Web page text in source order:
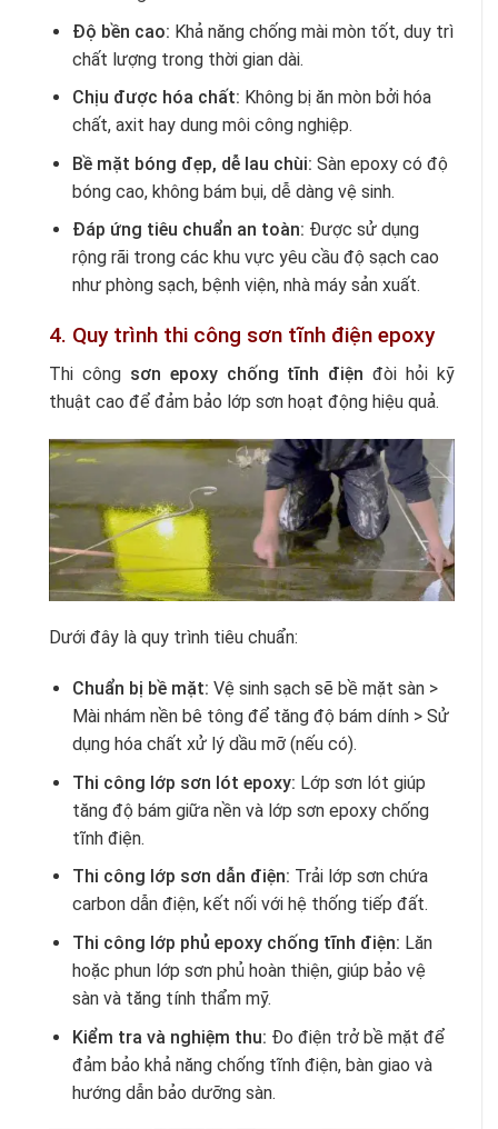
Độ bền cao: Khả năng chống mài mòn tốt, duy trì
chất lượng trong thời gian dài.
Chịu được hóa chất: Không bị ăn mòn bởi hóa
chất, axit hay dung môi công nghiệp.
Bề mặt bóng đẹp, dễ lau chùi: Sàn epoxy có độ
bóng cao, không bám bụi, dễ dàng vệ sinh.
Đáp ứng tiêu chuẩn an toàn: Được sử dụng
rộng rãi trong các khu vực yêu cầu độ sạch cao
như phòng sạch, bệnh viện, nhà máy sản xuất.
4. Quy trình thi công sơn tĩnh điện epoxy
Thi công sơn epoxy chống tĩnh điện đòi hỏi kỹ
thuật cao để đảm bảo lớp sơn hoạt động hiệu quả.
Dưới đây là quy trình tiêu chuẩn:
Chuẩn bị bề mặt: Vệ sinh sạch sẽ bề mặt sàn >
Mài nhám nền bê tông để tăng độ bám dính > Sử
dụng hóa chất xử lý dầu mỡ (nếu có).
Thi công lớp sơn lót epoxy: Lớp sơn lót giúp
tăng độ bám giữa nền và lớp sơn epoxy chống
tĩnh điện.
Thi công lớp sơn dẫn điện: Trải lớp sơn chứa
carbon dẫn điện, kết nối với hệ thống tiếp đất.
Thi công lớp phủ epoxy chống tĩnh điện: Lăn
hoặc phun lớp sơn phủ hoàn thiện, giúp bảo vệ
sàn và tăng tính thẩm mỹ.
Kiểm tra và nghiệm thu: Đo điện trở bề mặt để
đảm bảo khả năng chống tĩnh điện, bàn giao và
hướng dẫn bảo dưỡng sàn.